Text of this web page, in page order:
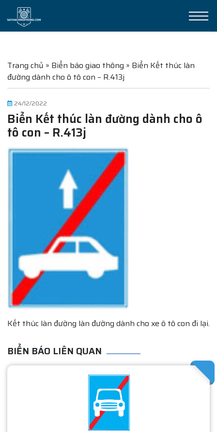
Trang chủ » Biển báo giao thông » Biển Kết thúc làn
đường dành cho ô tô con – R.413j
24/12/2022
Biển Kết thúc làn đường dành cho ô
tô con – R.413j
Kết thúc làn đường làn đường dành cho xe ô tô con đi lại.
BIỂN BÁO LIÊN QUAN